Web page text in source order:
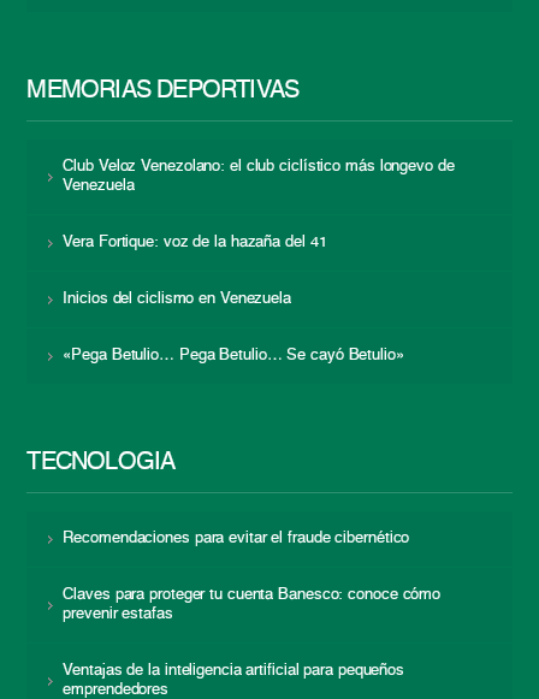
MEMORIAS DEPORTIVAS
Club Veloz Venezolano: el club ciclístico más longevo de
Venezuela
Vera Fortique: voz de la hazaña del 41
Inicios del ciclismo en Venezuela
«Pega Betulio… Pega Betulio… Se cayó Betulio»
TECNOLOGÍA
Recomendaciones para evitar el fraude cibernético
Claves para proteger tu cuenta Banesco: conoce cómo
prevenir estafas
Ventajas de la inteligencia artificial para pequeños
emprendedores